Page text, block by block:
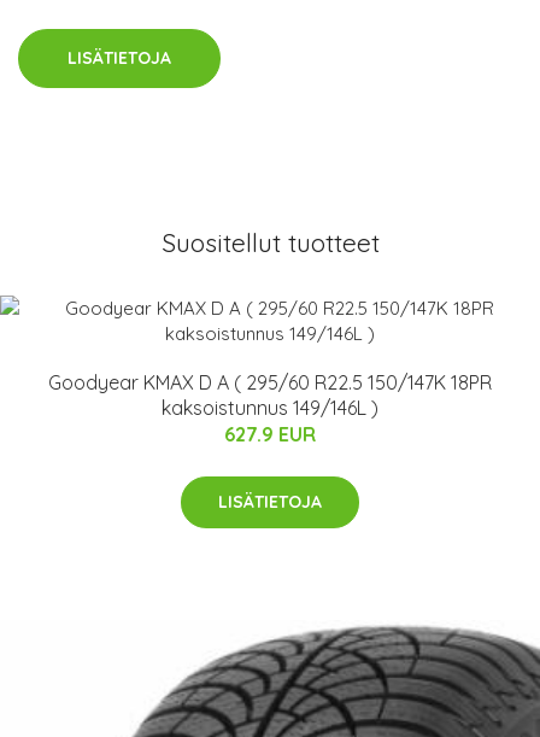
LISÄTIETOJA
Suositellut tuotteet
Goodyear KMAX D A ( 295/60 R22.5 150/147K 18PR
kaksoistunnus 149/146L )
627.9 EUR
LISÄTIETOJA